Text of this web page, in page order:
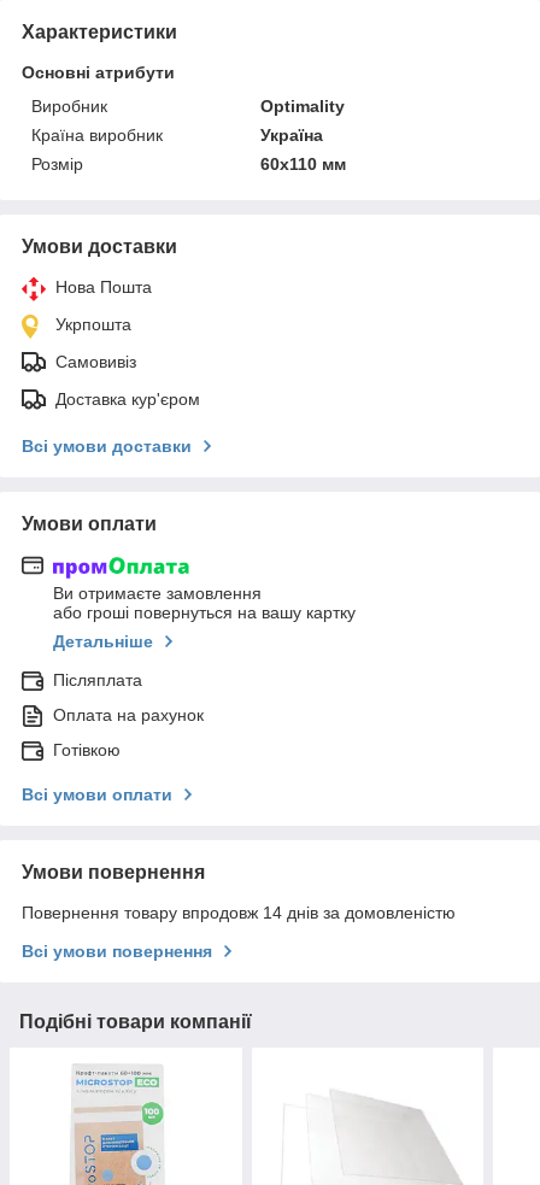
Характеристики
Основні атрибути
Виробник
Optimality
Країна виробник
Україна
Розмір
60х110 мм
Умови доставки
Нова Пошта
Укрпошта
Самовивіз
Доставка кур'єром
Всі умови доставки
Умови оплати
Ви отримаєте замовлення
або гроші повернуться на вашу картку
Детальніше
Післяплата
Оплата на рахунок
Готівкою
Всі умови оплати
Умови повернення
Повернення товару впродовж 14 днів за домовленістю
Всі умови повернення
Подібні товари компанії